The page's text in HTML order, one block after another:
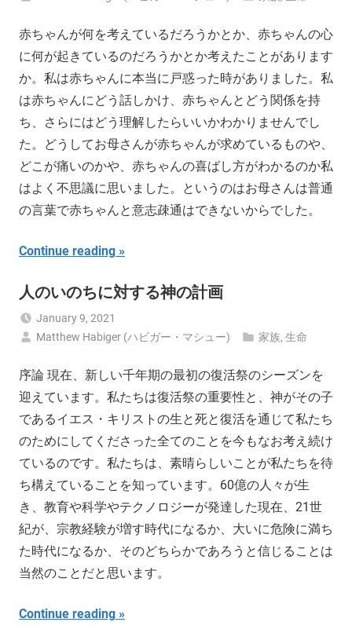
赤ちゃんが何を考えているだろうかとか、赤ちゃんの心
に何が起きているのだろうかとか考えたことがあります
か。私は赤ちゃんに本当に戸惑った時がありました。私
は赤ちゃんにどう話しかけ、赤ちゃんとどう関係を持
ち、さらにはどう理解したらいいかわかりませんでし
た。どうしてお母さんが赤ちゃんが求めているものや、
どこが痛いのかや、赤ちゃんの喜ばし方がわかるのか私
はよく不思議に思いました。というのはお母さんは普通
の言葉で赤ちゃんと意志疎通はできないからでした。
Continue reading
人のいのちに対する神の計画
January 9, 2021
Matthew Habiger (ハビガー・マシュー)
家族,生命
序論 現在、新しい千年期の最初の復活祭のシーズンを
迎えています。私たちは復活祭の重要性と、神がその子
であるイエス・キリストの生と死と復活を通じて私たち
のためにしてくださった全てのことを今もなお考え続け
ているのです。私たちは、素晴らしいことが私たちを待
ち構えていることを知っています。60億の人々が生
き、教育や科学やテクノロジーが発達した現在、21世
紀が、宗教経験が増す時代になるか、大いに危険に満ち
た時代になるか、そのどちらかであろうと信じることは
当然のことだと思います。
Continue reading